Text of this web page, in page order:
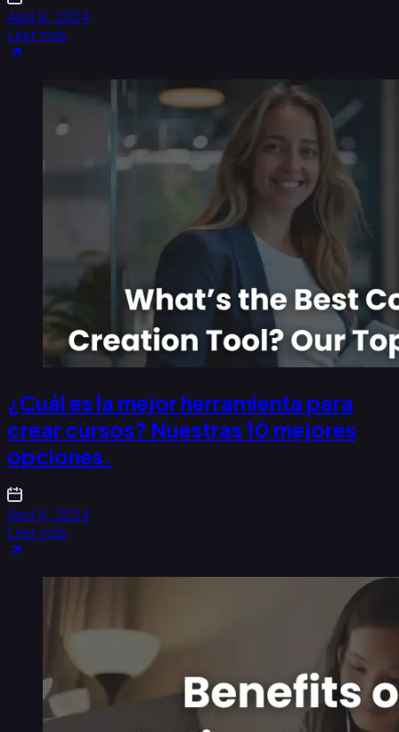
April 9, 2024
Leer más
¿Cuál es la mejor herramienta para
crear cursos? Nuestras 10 mejores
opciones.
April 8, 2024
Leer más